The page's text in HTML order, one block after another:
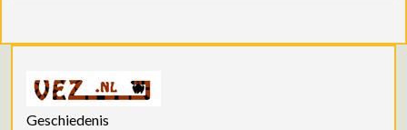
Geschiedenis